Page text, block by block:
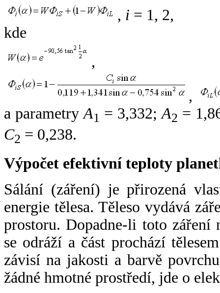
, i = 1, 2,
kde
,
,
a parametryA1 = 3,332;A2 =
C2 = 0,238.
Výpočet efektivní teploty
Sálání (záření) je přirozená
energie tělesa. Těleso vydává
prostoru. Dopadne-li toto záření
se odráží a část prochází
závisí na jakosti a barvě
žádné hmotné prostředí, jde o